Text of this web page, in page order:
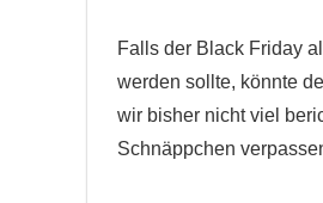
Falls der Black Friday
werden sollte, könnte
wir bisher nicht viel
Schnäppchen